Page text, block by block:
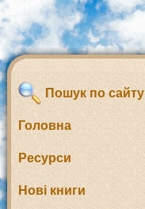
Пошук по сайту
Головна
Ресурси
Нові книги